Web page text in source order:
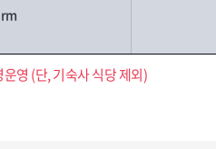
영 (단, 기숙사 식당 제외)